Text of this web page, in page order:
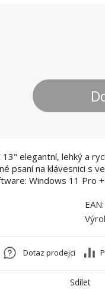
elegantní, lehký a
psaní na klávesnici s
Windows 11 Pro
Dotaz prodejci
Sdílet